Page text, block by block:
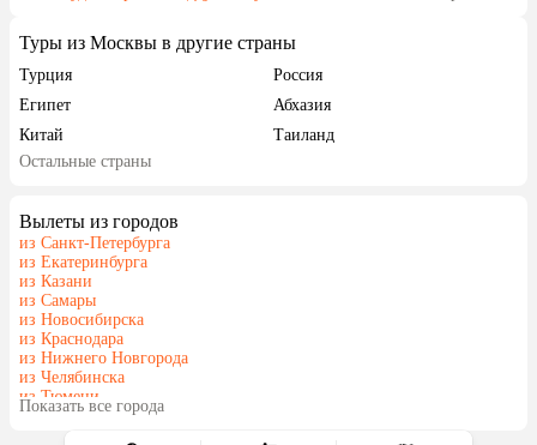
Туры из Москвы в другие страны
Турция
Россия
Египет
Абхазия
Китай
Таиланд
Вьетнам
Грузия
Индонезия
Армения
Шри-Ланка
Азербайджан
Черногория
Индия
Сербия
Остальные страны
Вылеты из городов
из Санкт-Петербурга
из Екатеринбурга
из Казани
из Самары
из Новосибирска
из Краснодара
из Нижнего Новгорода
из Челябинска
из Тюмени
из Минеральных Вод
Показать все города